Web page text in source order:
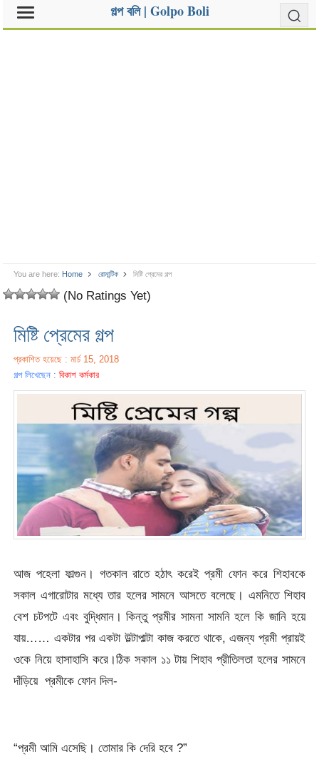
গল্প বলি | Golpo Boli
You are here: Home রোমান্টিক মিষ্টি প্রেমের গল্প
(No Ratings Yet)
মিষ্টি প্রেমের গল্প
প্রকাশিত হয়েছে : মার্চ 15, 2018
গল্প লিখেছেন :বিকাশ কর্মকার
আজ পহেলা ফাল্গুন। গতকাল রাতে হঠাৎ করেই প্রমী ফোন করে শিহাবকে
সকাল এগারোটার মধ্যে তার হলের সামনে আসতে বলেছে। এমনিতে শিহাব
বেশ চটপটে এবং বুদ্ধিমান। কিন্তু প্রমীর সামনা সামনি হলে কি জানি হয়ে
যায়…… একটার পর একটা উল্টাপাল্টা কাজ করতে থাকে, এজন্য প্রমী প্রায়ই
ওকে নিয়ে হাসাহাসি করে।ঠিক সকাল ১১ টায় শিহাব প্রীতিলতা হলের সামনে
দাঁড়িয়ে প্রমীকে ফোন দিল-
“প্রমী আমি এসেছি। তোমার কি দেরি হবে ?”